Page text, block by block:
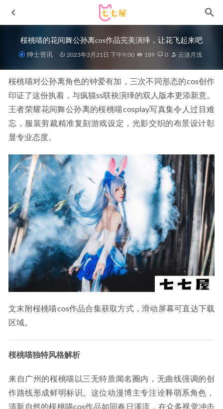
桜桃喵的花间舞公孙离cos作品完美演绎，让花飞起来吧
绅士资讯 2023年3月21日 下午9:00 189 0 云淡月浅
桜桃喵对公孙离角色的钟爱有加，三次不同形态的cos创作
印证了这份执着，与疯猫ss联袂演绎的双人版本更添新意。
王者荣耀花间舞公孙离的桜桃喵cosplay写真集令人过目难
忘，服装剪裁精准复刻游戏设定，光影交织的布景设计彰
显专业态度。
文末附桜桃喵cos作品合集获取方式，滑动屏幕可直达下载
区域。
桜桃喵独特风格解析
来自广州的桜桃喵以三无特质闻名圈内，无曲线强调的创
作路线形成鲜明标识。这位动漫博主专注诠释萌系角色，
清新自然的桜桃喵cos作品如同春日溪流，在众多视觉冲击
[微密圈]MIYA –惹火红色[17P2V-114M]
[Xiuren秀人网]2025.08.18 NO.10661 梨霜儿[83P/996.87MB]
2026-03-26
果团网 – 2017.12.30 Vol.114 爱过一场难以承受的诺言
[42P517M] 2022-11-21
姜仁卿 – NO.064 [ArtGravia] Vol.434 Kang In kyung 강인경
[94P-219MB] 2022-08-22
雨波_HaneAme – NO.367 地下城芙蕾雅[31P-441MB]
2025-
01-16